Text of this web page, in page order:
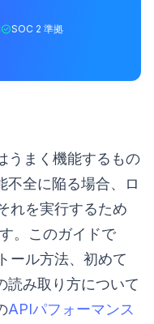
SOC 2 準拠
うまく機能するもの
不全に陥る場合、ロ
れを実行するため
。このガイドで
ール方法、初めて
読み取り方について
APIパフォーマンス